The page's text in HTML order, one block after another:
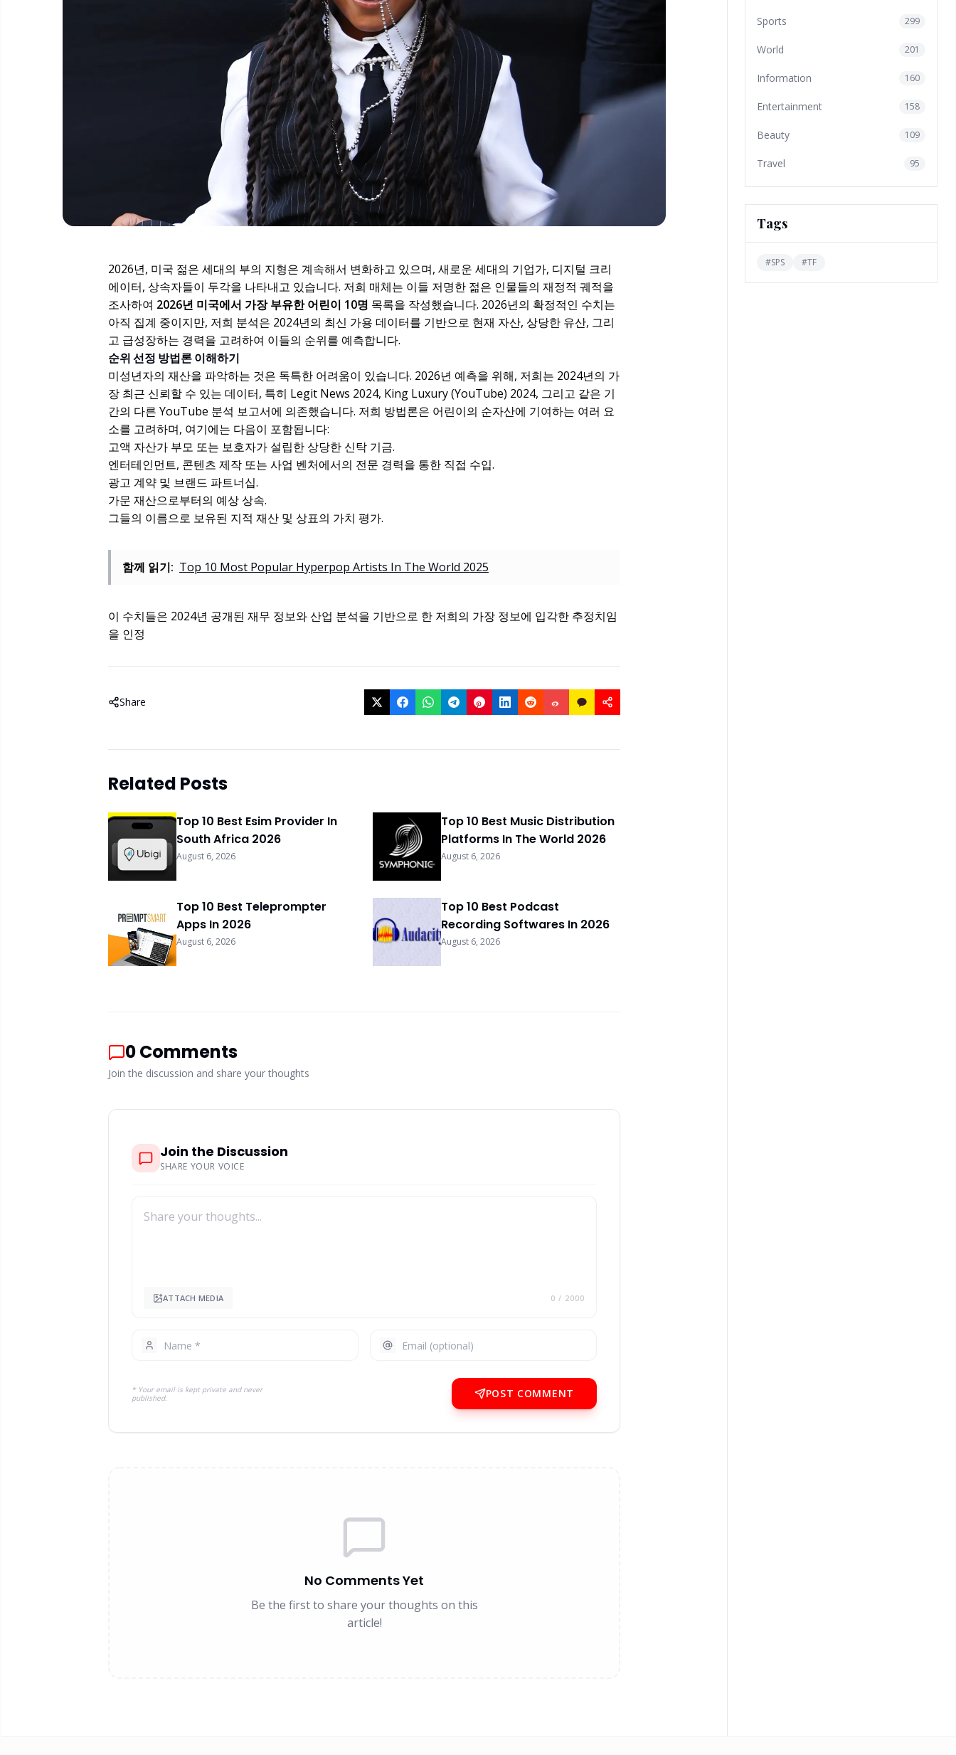
2026년, 미국 젊은 세대의 부의 지형은 계속해서 변화하고 있으며, 새로운 세대의 기업가, 디지털 크리
에이터, 상속자들이 두각을 나타내고 있습니다. 저희 매체는 이들 저명한 젊은 인물들의 재정적 궤적을
조사하여 2026년 미국에서 가장 부유한 어린이 10명 목록을 작성했습니다. 2026년의 확정적인 수치는
아직 집계 중이지만, 저희 분석은 2024년의 최신 가용 데이터를 기반으로 현재 자산, 상당한 유산, 그리
고 급성장하는 경력을 고려하여 이들의 순위를 예측합니다.
순위 선정 방법론 이해하기
미성년자의 재산을 파악하는 것은 독특한 어려움이 있습니다. 2026년 예측을 위해, 저희는 2024년의 가
장 최근 신뢰할 수 있는 데이터, 특히 Legit News 2024, King Luxury (YouTube) 2024, 그리고 같은 기
간의 다른 YouTube 분석 보고서에 의존했습니다. 저희 방법론은 어린이의 순자산에 기여하는 여러 요
소를 고려하며, 여기에는 다음이 포함됩니다:
고액 자산가 부모 또는 보호자가 설립한 상당한 신탁 기금.
엔터테인먼트, 콘텐츠 제작 또는 사업 벤처에서의 전문 경력을 통한 직접 수입.
광고 계약 및 브랜드 파트너십.
가문 재산으로부터의 예상 상속.
그들의 이름으로 보유된 지적 재산 및 상표의 가치 평가.
함께 읽기: Top 10 Most Popular Hyperpop Artists In The World 2025
이 수치들은 2024년 공개된 재무 정보와 산업 분석을 기반으로 한 저희의 가장 정보에 입각한 추정치임
을 인정
Share
Related Posts
Top 10 Best Esim Provider In
South Africa 2026
August 6, 2026
Top 10 Best Music Distribution
Platforms In The World 2026
August 6, 2026
Top 10 Best Teleprompter
Apps In 2026
August 6, 2026
Top 10 Best Podcast
Recording Softwares In 2026
August 6, 2026
0Comments
Join the discussion and share your thoughts
Join the Discussion
SHARE YOUR VOICE
ATTACH MEDIA 0 / 2000
* Your email is kept private and never
published.
POST COMMENT
No Comments Yet
Be the first to share your thoughts on this
article!
Sports 299
World 201
Information 160
Entertainment 158
Beauty 109
Travel 95
Tags
#SPS #TF